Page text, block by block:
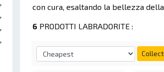
con cura, esaltando la bellezza della
6 PRODOTTI LABRADORITE :